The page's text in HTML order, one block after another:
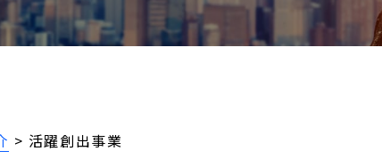
> 活躍創出事業